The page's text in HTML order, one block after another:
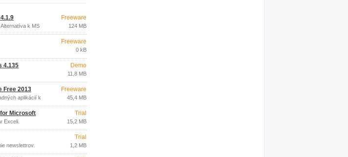
k MS
Freeware
124 MB
Freeware
0 kB
4.135 Demo
11,8 MB
Free 2013
aplikácií k
Freeware
45,4 MB
Microsoft
Exceli.
Trial
15,2 MB
newslettrov.
Trial
1,2 MB